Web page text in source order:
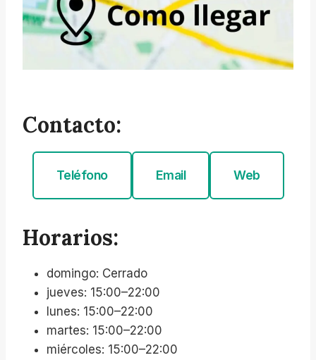
Contacto:
Teléfono Email Web
Horarios:
domingo: Cerrado
jueves: 15:00–22:00
lunes: 15:00–22:00
martes: 15:00–22:00
miércoles: 15:00–22:00